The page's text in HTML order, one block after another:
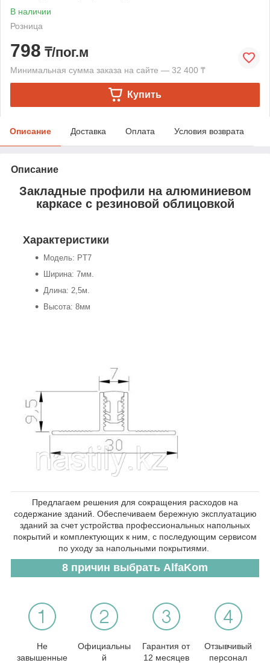
В наличии
Розница
798 ₸/пог.м
Минимальная сумма заказа на сайте — 32 400 ₸
Купить
Описание Доставка Оплата Условия возврата
Описание
Закладные профили на алюминиевом
каркасе с резиновой облицовкой
Характеристики
Модель: PT7
Ширина: 7мм.
Длина: 2,5м.
Высота: 8мм
Предлагаем решения для сокращения расходов на
содержание зданий. Обеспечиваем бережную эксплуатацию
зданий за счет устройства профессиональных напольных
покрытий и комплектующих к ним, с последующим сервисом
по уходу за напольными покрытиями.
8 причин выбрать AlfaKom
Не
завышенные
Официальны
й
Гарантия от
12 месяцев
Отзывчивый
персонал